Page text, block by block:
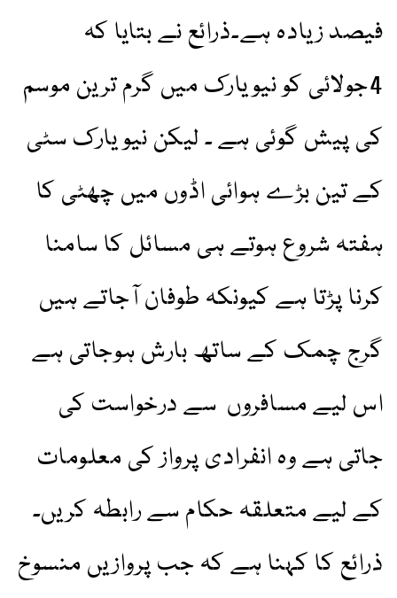
فیصد زیادہ ہے۔ذرائع نے بتایا کہ
4جولائی کو نیویارک میں گرم ترین موسم
کی پیش گوئی ہے ۔ لیکن نیو یارک سٹی
کے تین بڑے ہوائی اڈوں میں چھٹی کا
ہفتہ شروع ہوتے ہی مسائل کا سامنا
کرنا پڑتا ہے کیونکہ طوفان آجاتے ہیں
گرج چمک کے ساتھ بارش ہوجاتی ہے
اس لیے مسافروں سے درخواست کی
جاتی ہے وہ انفرادی پرواز کی معلومات
کے لیے متعلقہ حکام سے رابطہ کریں۔
ذرائع کا کہنا ہے کہ جب پروازیں منسوخ